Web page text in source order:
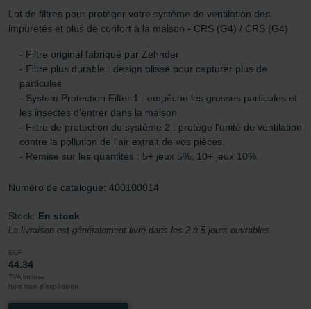
Lot de filtres pour protéger votre système de ventilation des
impuretés et plus de confort à la maison - CRS (G4) / CRS (G4)
- Filtre original fabriqué par Zehnder
- Filtre plus durable : design plissé pour capturer plus de
particules
- System Protection Filter 1 : empêche les grosses particules et
les insectes d'entrer dans la maison
- Filtre de protection du système 2 : protège l'unité de ventilation
contre la pollution de l'air extrait de vos pièces.
- Remise sur les quantités : 5+ jeux 5%, 10+ jeux 10%.
Numéro de catalogue: 400100014
Stock: En stock
La livraison est généralement livré dans les 2 à 5 jours ouvrables
EUR
44.34
TVA incluse
hors frais d’expédition